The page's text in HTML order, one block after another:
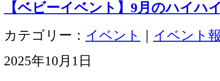
【ベビーイベント】9月のハイハ
カテゴリー： イベント
イベント
2025年10月1日